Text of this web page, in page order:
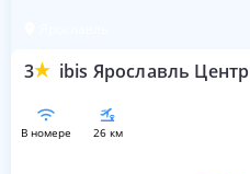
3 ibis Ярославль Центр
в номере 26 км